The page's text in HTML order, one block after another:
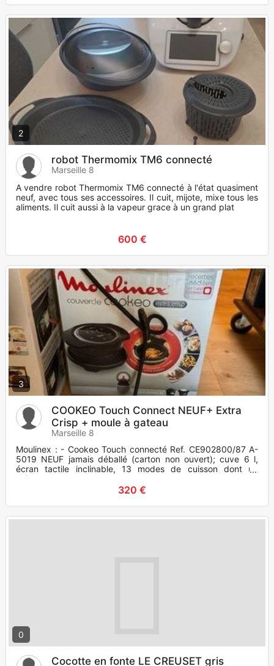
2
robot Thermomix TM6 connecté
Marseille 8
A vendre robot Thermomix TM6 connecté à l'état quasiment
neuf, avec tous ses accessoires. Il cuit, mijote, mixe tous les
aliments. Il cuit aussi à la vapeur grace à un grand plat
600 €
3
COOKEO Touch Connect NEUF+ Extra
Crisp + moule à gateau
Marseille 8
Moulinex : - Cookeo Touch connecté Ref. CE902800/87 A-
5019 NEUF jamais déballé (carton non ouvert); cuve 6 l,
écran tactile inclinable, 13 modes de cuisson dont un
cuisson
320 €
0
Cocotte en fonte LE CREUSET gris